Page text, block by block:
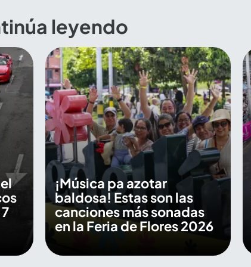
leyendo
¡Música pa azotar
baldosa! Estas son las
canciones más sonadas
en la Feria de Flores 2026